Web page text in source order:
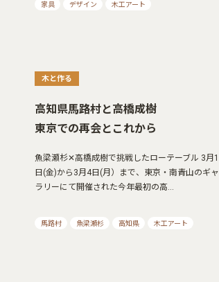
家具 デザイン 木工アート
木と作る
高知県馬路村と高橋成樹
東京での再会とこれから
魚梁瀬杉✕高橋成樹で挑戦したローテーブル 3月1
日(金)から3月4日(月）まで、東京・南青山のギャ
ラリーにて開催された今年最初の高…
馬路村 魚梁瀬杉 高知県 木工アート